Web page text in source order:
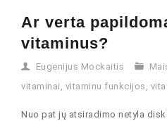
Ar verta
vitaminus?
Eugenijus Mockaitis
vitaminai , vitaminu funkcijos ,
Nuo pat jų atsiradimo netyla